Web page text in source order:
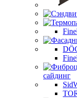
сайдинг